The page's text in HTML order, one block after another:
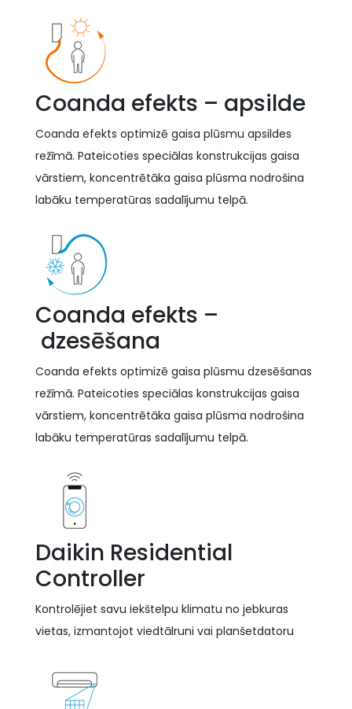
Coanda efekts – apsilde
Coanda efekts optimizē gaisa plūsmu apsildes
režīmā. Pateicoties speciālas konstrukcijas gaisa
vārstiem, koncentrētāka gaisa plūsma nodrošina
labāku temperatūras sadalījumu telpā.
Coanda efekts –
dzesēšana
Coanda efekts optimizē gaisa plūsmu dzesēšanas
režīmā. Pateicoties speciālas konstrukcijas gaisa
vārstiem, koncentrētāka gaisa plūsma nodrošina
labāku temperatūras sadalījumu telpā.
Daikin Residential
Controller
Kontrolējiet savu iekštelpu klimatu no jebkuras
vietas, izmantojot viedtālruni vai planšetdatoru